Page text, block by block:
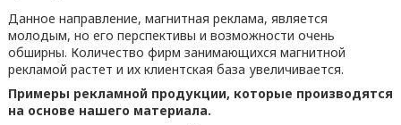
Данное направление, магнитная реклама, является
молодым, но его перспективы и возможности очень
обширны. Количество фирм занимающихся магнитной
рекламой растет и их клиентская база увеличивается.
Примеры рекламной продукции, которые производятся
на основе нашего материала.